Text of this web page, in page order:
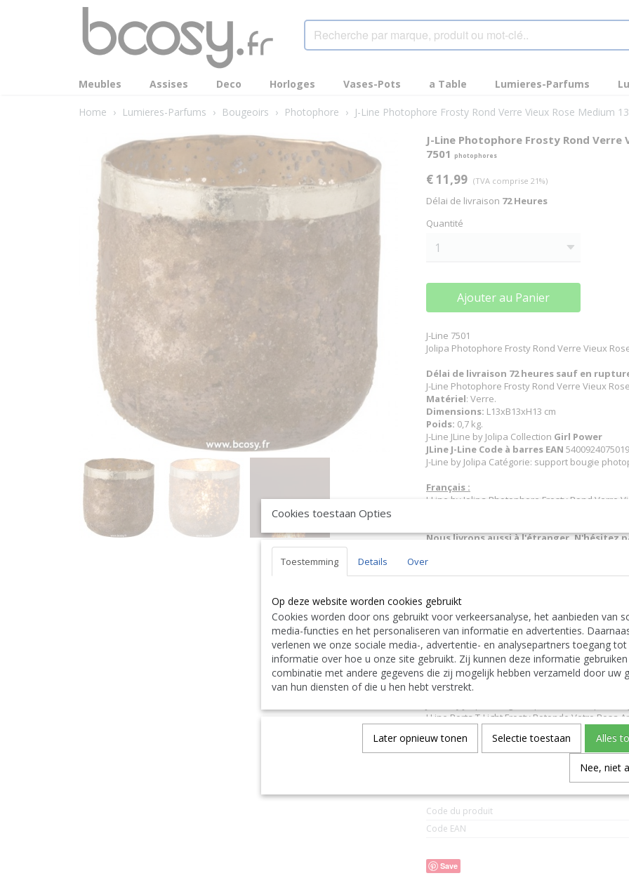
Meubles Assises Deco Horloges Vases-Pots a Table Lumieres-Parfums
Home › Lumieres-Parfums › Bougeoirs › Photophore › J-Line Photophore Frosty Rond Verre Vieux Rose Medium
J-Line Photophore Frosty Rond Verre
7501
photophores
€ 11,99 (TVA comprise 21%)
Délai de livraison 72 Heures
Quantité
Ajouter au Panier
J-Line 7501
Jolipa Photophore Frosty Rond Verre Vieux
Délai de livraison 72 heures sauf en
J-Line Photophore Frosty Rond Verre Vieux
Matériel: Verre.
Dimensions: L13xB13xH13 cm
Poids: 0,7 kg.
J-Line JLine by Jolipa Collection Girl Power
JLine J-Line Code à barres EAN
J-Line by Jolipa Catégorie: support bougie
Français :
J-Line by Jolipa Photophore Frosty Rond Verre
Nous livrons aussi à l'étranger. N'hésitez
|| Wir liefern auch im
24 30 or
J-Line by Jolipa Category: candleholders candle
J Line Tealight Holder Frosty Round Glass Old
J-Line tea lights holders
Deutsch:
J-Line by Jolipa Kategorie: kerzenhalter windlicht
J Line Teelichthalter Frost Rund Glas Alt Rosa
J-Line t lichthalter teelichtleuchter teelichte
Italiano:
J Line Porta T-Light Frosty Rotondo Vetro Rosa
J-Line by Jolipa Categoría: soporte vela
J Line Fotosforo Frosty Redondo Cristal Viejo
Code du produit
Code EAN
Save
Cookies toestaan Opties
Toestemming Details Over
Op deze website worden cookies gebruikt
Cookies worden door ons gebruikt voor verkeersanalyse, het aanbieden van
media-functies en het personaliseren van informatie en advertenties.
verlenen we onze sociale media-, advertentie- en analysepartners toegang tot
informatie over hoe u onze site gebruikt. Zij kunnen deze informatie gebruiken
combinatie met andere gegevens die zij mogelijk hebben verzameld door uw
van hun diensten of die u hen hebt verstrekt.
Later opnieuw tonen Selectie toestaan Alles
Nee, niet